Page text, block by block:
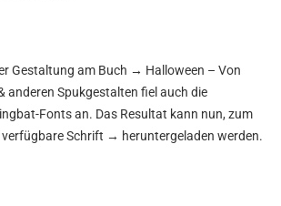
Gestaltung am Buch → Halloween – Von
anderen Spukgestalten fiel auch die
Fonts an. Das Resultat kann nun, zum
verfügbare Schrift → heruntergeladen werden.